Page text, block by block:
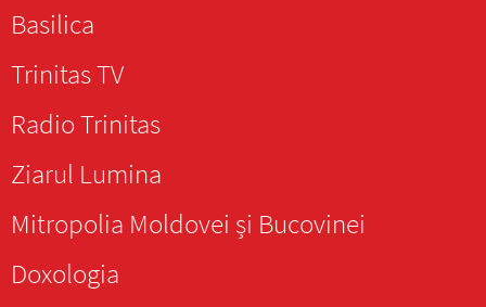
Basilica
Trinitas TV
Radio Trinitas
Ziarul Lumina
Mitropolia Moldovei și Bucovinei
Doxologia